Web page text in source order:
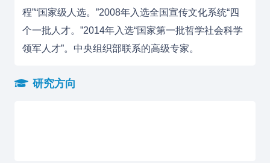
程”“国家级人选。”2008年入选全国宣传文化系统“四
个一批人才。”2014年入选“国家第一批哲学社会科学
领军人才”。中央组织部联系的高级专家。
研究方向